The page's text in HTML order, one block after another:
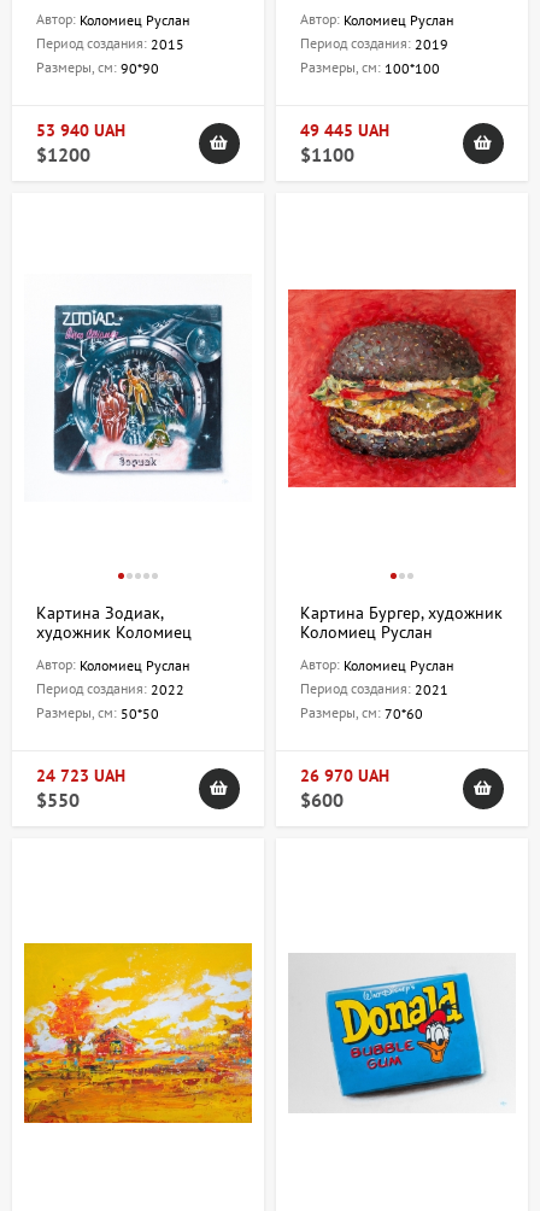
Автор: Коломиец Руслан
Период создания: 2015
Размеры, см: 90*90
53 940 UAH
$1200
Автор: Коломиец Руслан
Период создания: 2019
Размеры, см: 100*100
49 445 UAH
$1100
Картина Зодиак,
художник Коломиец
Автор: Коломиец Руслан
Период создания: 2022
Размеры, см: 50*50
24 723 UAH
$550
Картина Бургер, художник
Коломиец Руслан
Автор: Коломиец Руслан
Период создания: 2021
Размеры, см: 70*60
26 970 UAH
$600